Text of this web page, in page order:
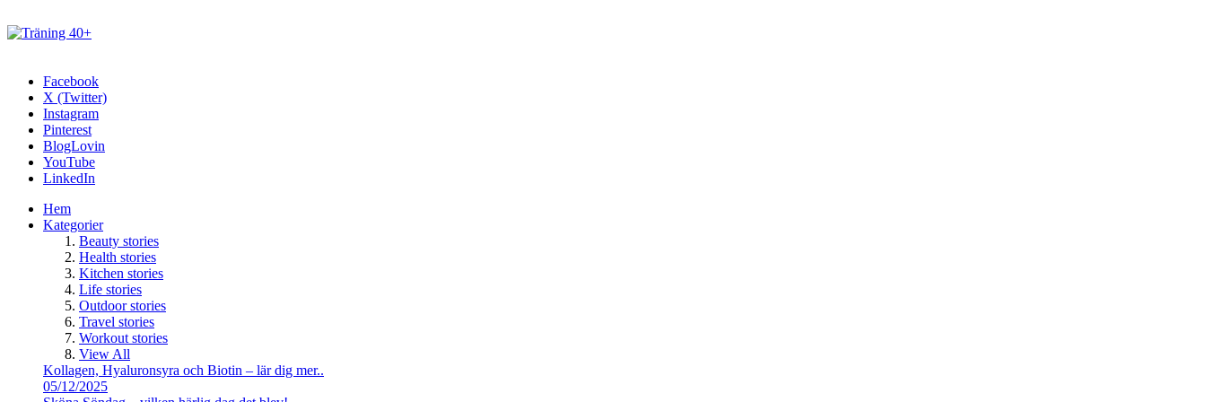
Facebook
X (Twitter)
Instagram
Pinterest
BlogLovin
YouTube
LinkedIn
Hem
Kategorier
Beauty stories
Health stories
Kitchen stories
Life stories
Outdoor stories
Travel stories
Workout stories
View All
Kollagen, Hyaluronsyra och Biotin – lär dig mer..
05/12/2025